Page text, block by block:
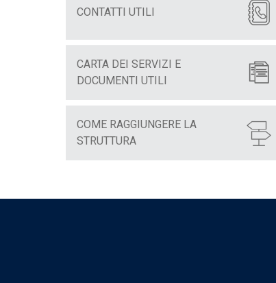
CONTATTI UTILI
CARTA DEI SERVIZI E
DOCUMENTI UTILI
COME RAGGIUNGERE LA
STRUTTURA